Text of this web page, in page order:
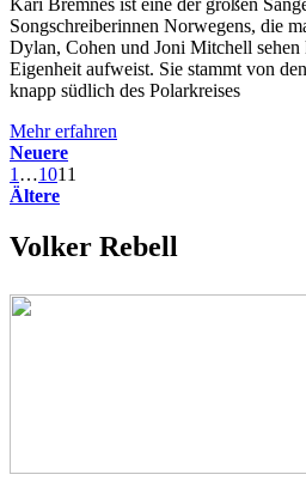
Kari Bremnes ist eine der großen
Songschreiberinnen Norwegens, die
Dylan, Cohen und Joni Mitchell
Eigenheit aufweist. Sie stammt von
knapp südlich des Polarkreises
Mehr erfahren
Neuere
1 …1011
Ältere
Volker Rebell